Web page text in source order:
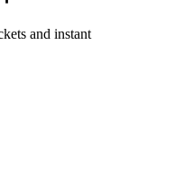
and instant